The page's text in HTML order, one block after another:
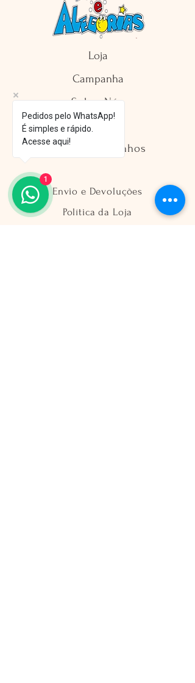
Loja
Campanha
Sobre Nós
Contato
Guia de Tamanhos
Envio e Devoluções
Política da Loja
Pedidos pelo WhatsApp!
É simples e rápido.
Acesse aqui!
1